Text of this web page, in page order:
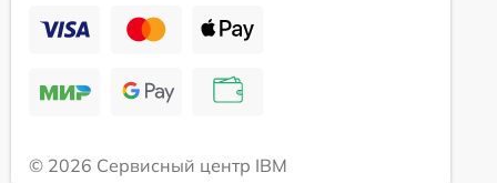
© 2026 Сервисный центр IBM